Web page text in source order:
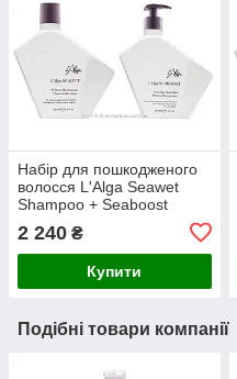
Набір для пошкодженого
волосся L'Alga Seawet
Shampoo + Seaboost
2 240 ₴
Купити
Подібні товари компанії